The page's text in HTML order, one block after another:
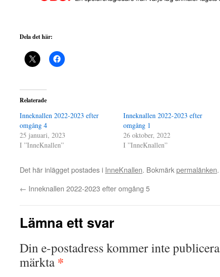
Dela det här:
Relaterade
Inneknallen 2022-2023 efter
omgång 4
25 januari, 2023
I ”InneKnallen”
Inneknallen 2022-2023 efter
omgång 1
26 oktober, 2022
I ”InneKnallen”
Det här inlägget postades i InneKnallen. Bokmärkpermalänken.
← Inneknallen 2022-2023 efter omgång 5
Lämna ett svar
Din e-postadress kommer inte
märkta*